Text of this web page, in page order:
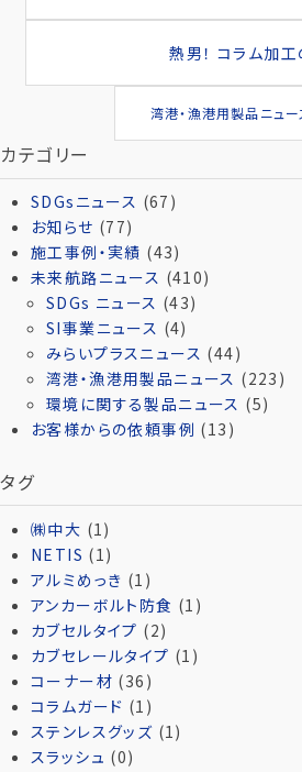
熱男！ コラム加工
湾港・漁港用製品ニュ
カテゴリー
SDGsニュース (67)
お知らせ (77)
施工事例・実績 (43)
未来航路ニュース (410)
SDGs ニュース (43)
SI事業ニュース (4)
みらいプラスニュース (44)
湾港・漁港用製品ニュース (223)
環境に関する製品ニュース (5)
お客様からの依頼事例 (13)
タグ
㈱中大 (1)
NETIS (1)
アルミめっき (1)
アンカーボルト防食 (1)
カブセルタイプ (2)
カブセレールタイプ (1)
コーナー材 (36)
コラムガード (1)
ステンレスグッズ (1)
スラッシュ (0)